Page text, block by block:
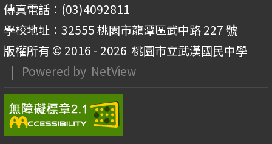
傳真電話：(03)4092811
學校地址：32555 桃園市龍潭區武中路 227 號
版權所有 © 2016 - 2026 桃園市立武漢國民中學
| Powered by NetView